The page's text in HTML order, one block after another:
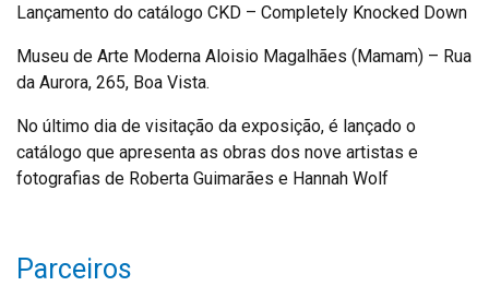
Lançamento do catálogo CKD – Completely Knocked Down
Museu de Arte Moderna Aloisio Magalhães (Mamam) – Rua
da Aurora, 265, Boa Vista.
No último dia de visitação da exposição, é lançado o
catálogo que apresenta as obras dos nove artistas e
fotografias de Roberta Guimarães e Hannah Wolf
Parceiros